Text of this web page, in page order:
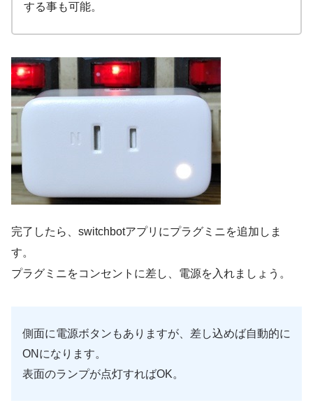
する事も可能。
完了したら、switchbotアプリにプラグミニを追加しま
す。
プラグミニをコンセントに差し、電源を入れましょう。
側面に電源ボタンもありますが、差し込めば自動的に
ONになります。
表面のランプが点灯すればOK。